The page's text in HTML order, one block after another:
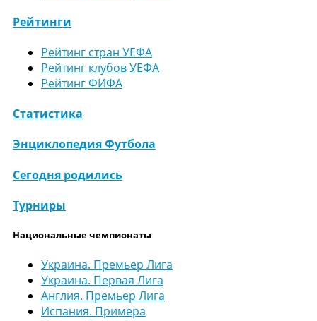
Рейтинги
Рейтинг стран УЕФА
Рейтинг клубов УЕФА
Рейтинг ФИФА
Статистика
Энциклопедия Футбола
Сегодня родились
Турниры
Национальные чемпионаты
Украина. Премьер Лига
Украина. Первая Лига
Англия. Премьер Лига
Испания. Примера